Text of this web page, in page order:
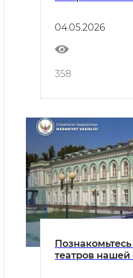
04.05.2026
358
театров нашей